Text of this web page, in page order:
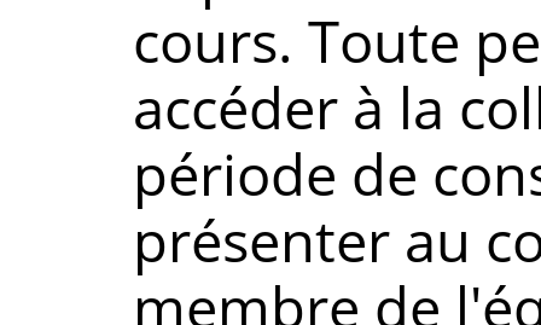
cours. Toute
accéder à la
période de
présenter au
membre de